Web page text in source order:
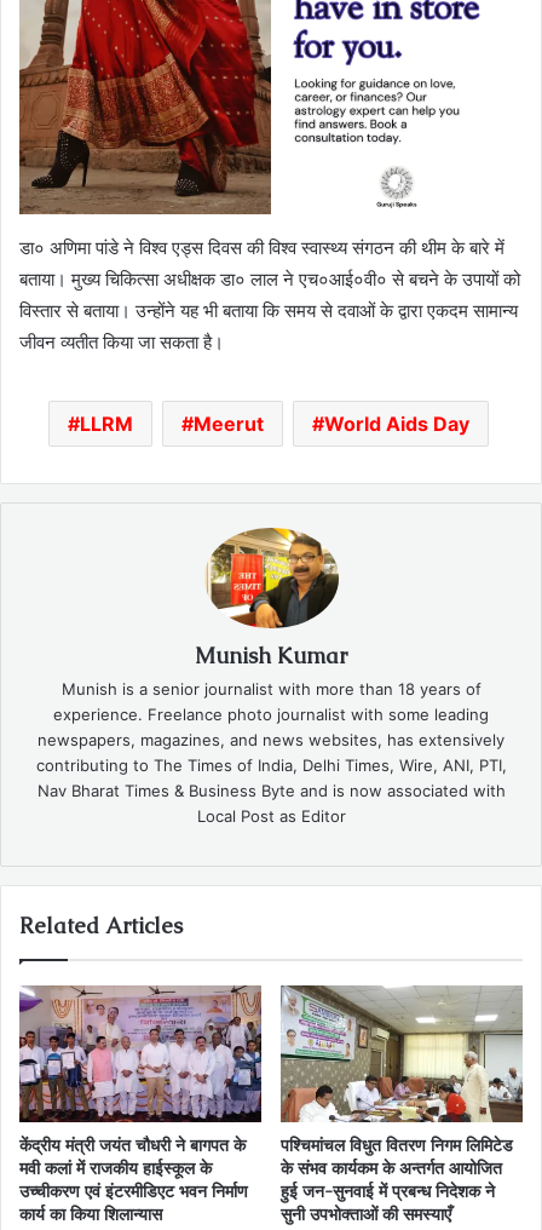
डा० अणिमा पांडे ने विश्व एड्स दिवस की विश्व स्वास्थ्य संगठन की थीम के बारे में
बताया। मुख्य चिकित्सा अधीक्षक डा० लाल ने एच०आई०वी० से बचने के उपायों को
विस्तार से बताया। उन्होंने यह भी बताया कि समय से दवाओं के द्वारा एकदम सामान्य
जीवन व्यतीत किया जा सकता है।
LLRM Meerut World Aids Day
Munish Kumar
Munish is a senior journalist with more than 18 years of
experience. Freelance photo journalist with some leading
newspapers, magazines, and news websites, has extensively
contributing to The Times of India, Delhi Times, Wire, ANI, PTI,
Nav Bharat Times & Business Byte and is now associated with
Local Post as Editor
Related Articles
केंद्रीय मंत्री जयंत चौधरी ने बागपत के
मवी कलां में राजकीय हाईस्कूल के
उच्चीकरण एवं इंटरमीडिएट भवन निर्माण
कार्य का किया शिलान्यास
पश्चिमांचल विधुत वितरण निगम लिमिटेड
के संभव कार्यकम के अन्तर्गत आयोजित
हुई जन-सुनवाई में प्रबन्ध निदेशक ने
सुनी उपभोक्ताओं की समस्याएँ